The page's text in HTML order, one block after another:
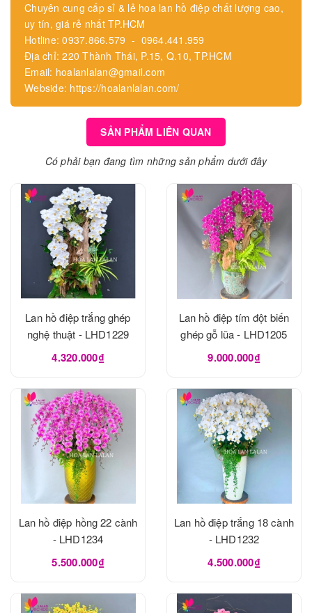
Chuyên cung cấp sỉ & lẻ hoa lan hồ điệp chất lượng cao,
uy tín, giá rẻ nhất TP.HCM
Hotline: 0937.866.579 - 0964.441.959
Địa chỉ: 220 Thành Thái, P.15, Q.10, TP.HCM
Email: hoalanlalan@gmail.com
Webside: https://hoalanlalan.com/
SẢN PHẨM LIÊN QUAN
Có phải bạn đang tìm những sản phẩm dưới đây
Lan hồ điệp trắng ghép
nghệ thuật - LHD1229
4.320.000₫
Lan hồ điệp tím đột biến
ghép gỗ lũa - LHD1205
9.000.000₫
Lan hồ điệp hồng 22 cành
- LHD1234
5.500.000₫
Lan hồ điệp trắng 18 cành
- LHD1232
4.500.000₫